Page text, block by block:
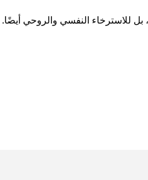
النفسي والروحي أيضًا.